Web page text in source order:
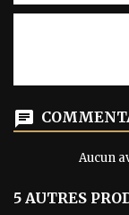
Aucun
5 AUTRES